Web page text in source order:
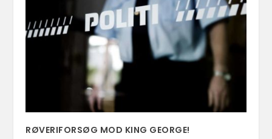
RØVERIFORSØG MOD KING GEORGE!